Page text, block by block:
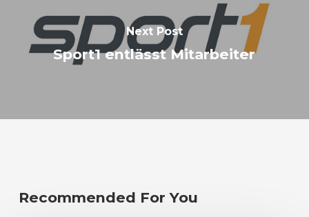
Next Post
Sport1 entlässt Mitarbeiter
Recommended For You